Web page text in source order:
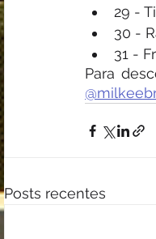
29 -
30 -
31 -
Posts recentes